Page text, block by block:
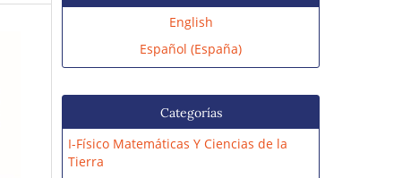
English
Español (España)
Categorías
I-Físico Matemáticas Y Ciencias de la
Tierra